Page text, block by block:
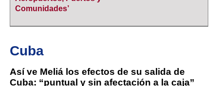
Comunidades’
Cuba
Así ve Meliá los efectos de su salida de
Cuba: “puntual y sin afectación a la caja”